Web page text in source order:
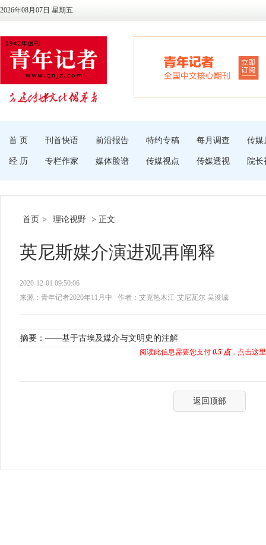
2026年08月07日 星期五
首 页 刊首快语 前沿报告 特约专稿 每月调查 传媒
经 历 专栏作家 媒体脸谱 传媒视点 传媒透视 院长
首页 > 理论视野 > 正文
英尼斯媒介演进观再阐释
2020-12-01 09:50:06
来源：青年记者2020年11月中
作者：艾克热木江·艾尼瓦尔 吴浚诚
摘要：——基于古埃及媒介与文明史的注解
阅读此信息需要您支付 0.5 点，点击这
返回顶部